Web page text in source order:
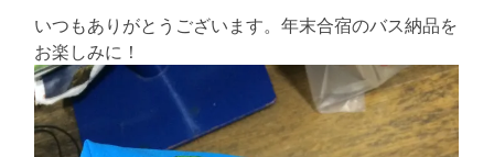
え
る
る
いつもありがとうございます。年末合宿のバス納品を
お楽しみに！